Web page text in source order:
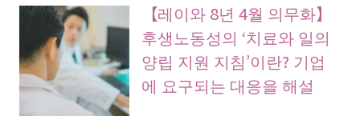
【레이와 8년 4월 의무화】
후생노동성의 ‘치료와 일의
양립 지원 지침’이란? 기업
에 요구되는 대응을 해설